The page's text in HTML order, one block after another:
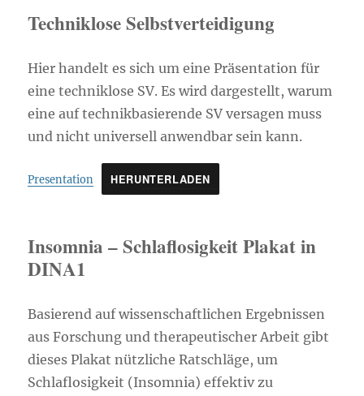
Techniklose Selbstverteidigung
Hier handelt es sich um eine Präsentation für
eine techniklose SV. Es wird dargestellt, warum
eine auf technikbasierende SV versagen muss
und nicht universell anwendbar sein kann.
Presentation HERUNTERLADEN
Insomnia – Schlaflosigkeit Plakat in
DINA1
Basierend auf wissenschaftlichen Ergebnissen
aus Forschung und therapeutischer Arbeit gibt
dieses Plakat nützliche Ratschläge, um
Schlaflosigkeit (Insomnia) effektiv zu